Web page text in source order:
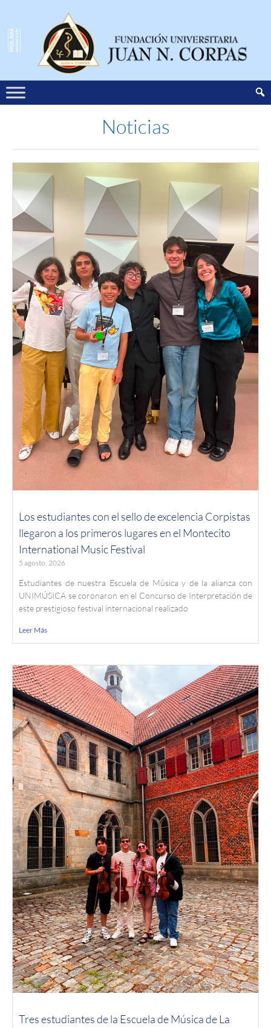
Noticias
Los estudiantes con el sello de excelencia Corpistas
llegaron a los primeros lugares en el Montecito
International Music Festival
5 agosto, 2026
Estudiantes de nuestra Escuela de Música y de la alianza con
UNIMÚSICA se coronaron en el Concurso de Interpretación de
este prestigioso festival internacional realizado
Leer Más
Tres estudiantes de la Escuela de Música de La